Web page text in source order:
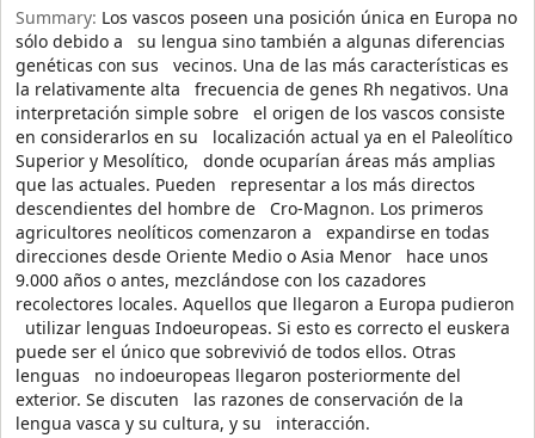
Summary: Los vascos poseen una posición única en Europa no
sólo debido a su lengua sino también a algunas diferencias
genéticas con sus vecinos. Una de las más características es
la relativamente alta frecuencia de genes Rh negativos. Una
interpretación simple sobre el origen de los vascos consiste
en considerarlos en su localización actual ya en el Paleolítico
Superior y Mesolítico, donde ocuparían áreas más amplias
que las actuales. Pueden representar a los más directos
descendientes del hombre de Cro-Magnon. Los primeros
agricultores neolíticos comenzaron a expandirse en todas
direcciones desde Oriente Medio o Asia Menor hace unos
9.000 años o antes, mezclándose con los cazadores
recolectores locales. Aquellos que llegaron a Europa pudieron
utilizar lenguas Indoeuropeas. Si esto es correcto el euskera
puede ser el único que sobrevivió de todos ellos. Otras
lenguas no indoeuropeas llegaron posteriormente del
exterior. Se discuten las razones de conservación de la
lengua vasca y su cultura, y su interacción.